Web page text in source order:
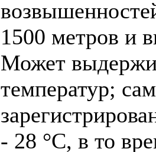
1500 метров и
Может
температур;
- 28 °C, в то